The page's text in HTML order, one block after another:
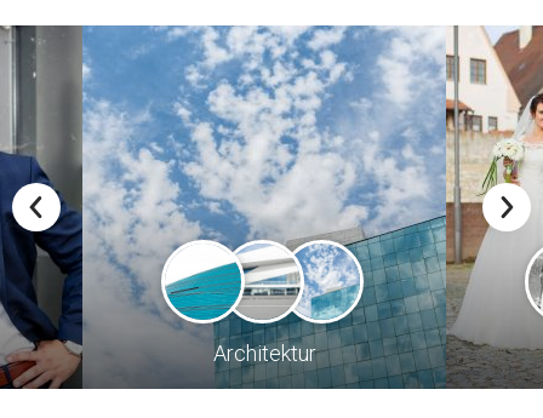
Architektur